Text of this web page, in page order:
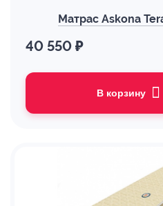
Матрас Askona
40 550 ₽
В корзину